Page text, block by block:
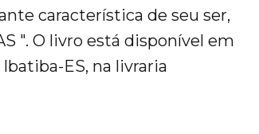
característica de seu ser,
". O livro está disponível em
ES, na livraria